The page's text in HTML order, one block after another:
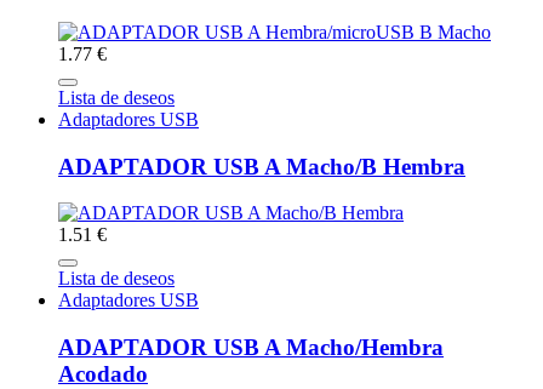
1.77 €
Lista de deseos
Adaptadores USB
ADAPTADOR USB A Macho/B Hembra
1.51 €
Lista de deseos
Adaptadores USB
ADAPTADOR USB A Macho/Hembra
Acodado